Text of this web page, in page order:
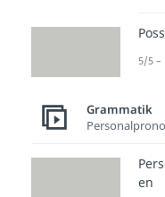
im
zu
5/5 –
Grammatik
en